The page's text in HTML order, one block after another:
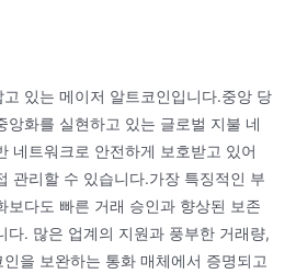
있는 메이저 알트코인입니다.중앙 당
앙화를 실현하고 있는 글로벌 지불 네
네트워크로 안전하게 보호받고 있어
관리할 수 있습니다.가장 특징적인 부
보다도 빠른 거래 승인과 향상된 보존
다. 많은 업계의 지원과 풍부한 거래량,
을 보완하는 통화 매체에서 증명되고